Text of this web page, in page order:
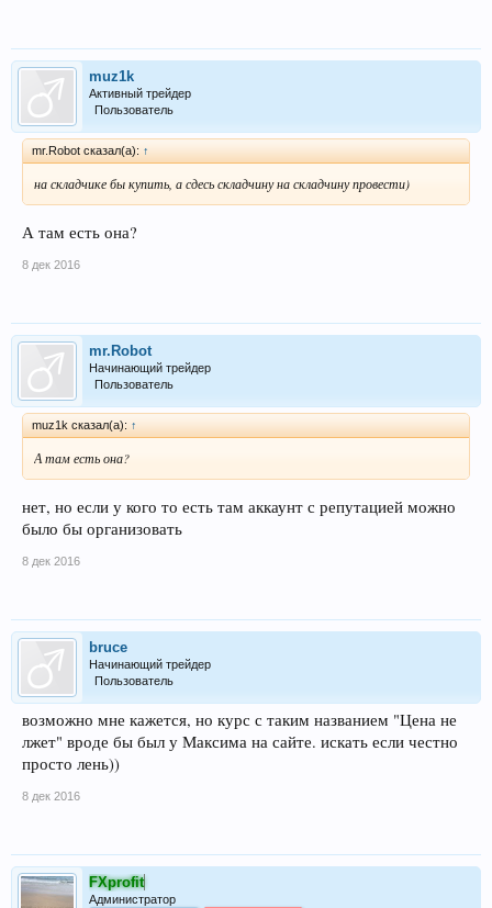
muz1k
Активный трейдер
Пользователь
mr.Robot сказал(а): ↑
на складчике бы купить, а сдесь складчину на складчину провести)
А там есть она?
8 дек 2016
mr.Robot
Начинающий трейдер
Пользователь
muz1k сказал(а): ↑
А там есть она?
нет, но если у кого то есть там аккаунт с репутацией можно
было бы организовать
8 дек 2016
bruce
Начинающий трейдер
Пользователь
возможно мне кажется, но курс с таким названием "Цена не
лжет" вроде бы был у Максима на сайте. искать если честно
просто лень))
8 дек 2016
FXprofit
Администратор